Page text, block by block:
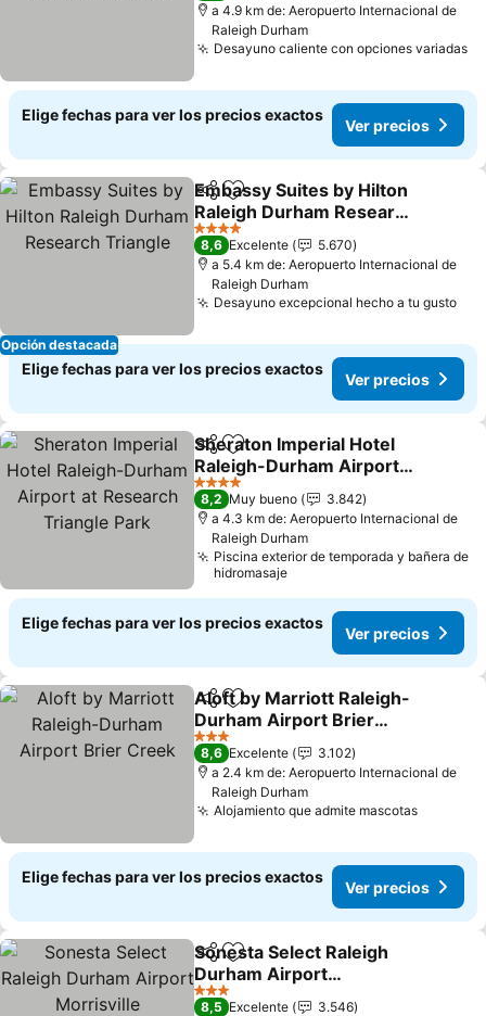
a 4.9 km de: Aeropuerto Internacional de
Raleigh Durham
Desayuno caliente con opciones variadas
Elige fechas para ver los precios exactos
Ver precios
Opción destacada
CompartirAgregar a favoritos
Embassy Suites by Hilton
Raleigh Durham Research
Triangle
Ver precios
4 Estrellas
8,6 Excelente
5.670
a 5.4 km de: Aeropuerto Internacional de
Raleigh Durham
Desayuno excepcional hecho a tu gusto
Elige fechas para ver los precios exactos
Ver precios
CompartirAgregar a favoritos
Sheraton Imperial Hotel
Raleigh-Durham Airport
at Research Triangle Park
Ver precios
4 Estrellas
8,2 Muy bueno
3.842
a 4.3 km de: Aeropuerto Internacional de
Raleigh Durham
Piscina exterior de temporada y bañera de
hidromasaje
Elige fechas para ver los precios exactos
Ver precios
CompartirAgregar a favoritos
Aloft by Marriott Raleigh-
Durham Airport Brier
Creek
Ver precios
3 Estrellas
8,6 Excelente
3.102
a 2.4 km de: Aeropuerto Internacional de
Raleigh Durham
Alojamiento que admite mascotasVer
Elige fechas para ver los precios exactos
Ver precios
CompartirAgregar a favoritos
Sonesta Select Raleigh
Durham Airport
Morrisville
Ver precios
3 Estrellas
8,5 Excelente
3.546